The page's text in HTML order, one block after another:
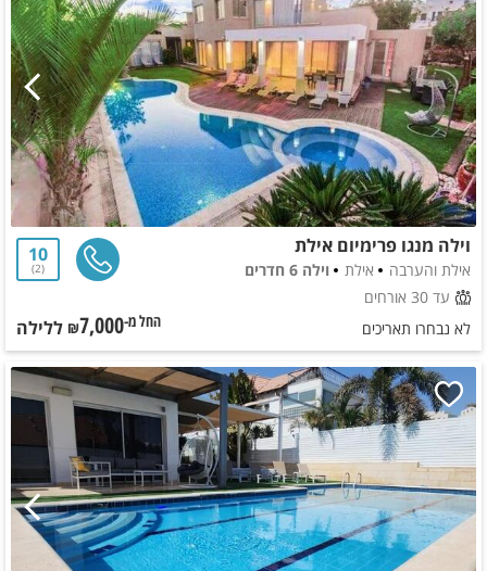
וילה מנגו פרימיום אילת
אילת והערבה אילת
וילה 6 חדרים
עד 30 אורחים
10
2
לא נבחרו תאריכים החל מ-₪7,000 ללילה